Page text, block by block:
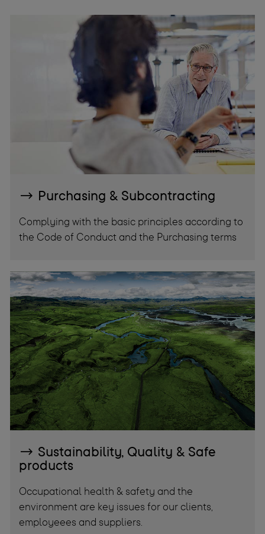
Purchasing & Subcontracting
Complying with the basic principles according to
the Code of Conduct and the Purchasing terms
Sustainability, Quality & Safe
products
Occupational health & safety and the
environment are key issues for our clients,
employeees and suppliers.